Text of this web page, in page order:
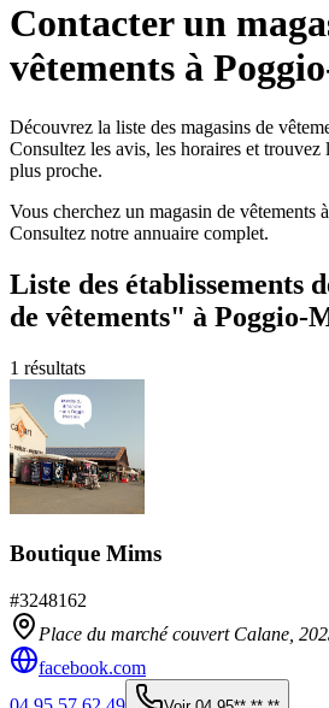
Contacter un
vêtements à
Découvrez la liste des magasins de
Consultez les avis, les horaires et trouvez
plus proche.
Vous cherchez un magasin de vêtements
Consultez notre annuaire complet.
Liste des établissements
de vêtements" à Poggio-
1 résultats
Boutique Mims
#3248162
Place du marché couvert Calane,
facebook.com